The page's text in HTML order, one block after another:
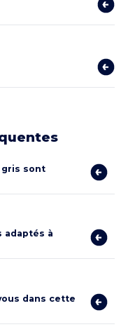
gris sont
adaptés à
dans cette